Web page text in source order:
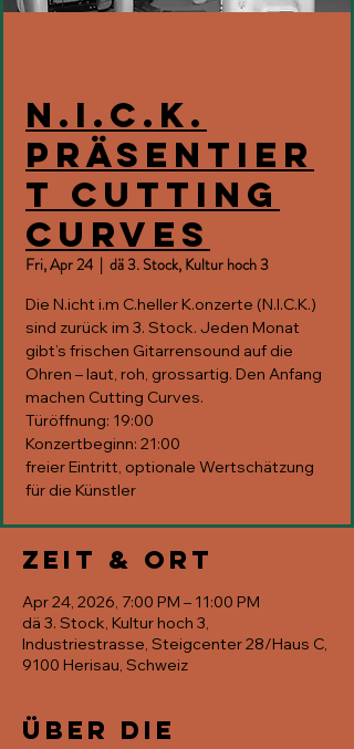
N.I.C.K.
präsentier
t Cutting
Curves
Fri, Apr 24
  |
dä 3. Stock, Kultur hoch 3
Die N.icht i.m C.heller K.onzerte (N.I.C.K.)
sind zurück im 3. Stock. Jeden Monat
gibt’s frischen Gitarrensound auf die
Ohren – laut, roh, grossartig. Den Anfang
machen Cutting Curves.
Türöffnung: 19:00
Konzertbeginn: 21:00
freier Eintritt, optionale Wertschätzung
für die Künstler
Zeit & Ort
Apr 24, 2026, 7:00 PM – 11:00 PM
dä 3. Stock, Kultur hoch 3,
Industriestrasse, Steigcenter 28/Haus C,
9100 Herisau, Schweiz
Über die